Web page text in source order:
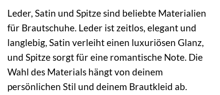
Leder, Satin und Spitze sind beliebte Materialien
für Brautschuhe. Leder ist zeitlos, elegant und
langlebig, Satin verleiht einen luxuriösen Glanz,
und Spitze sorgt für eine romantische Note. Die
Wahl des Materials hängt von deinem
persönlichen Stil und deinem Brautkleid ab.